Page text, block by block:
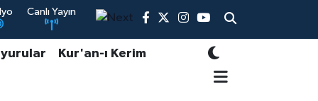
Canlı Yayın
Kur'an-ı Kerim